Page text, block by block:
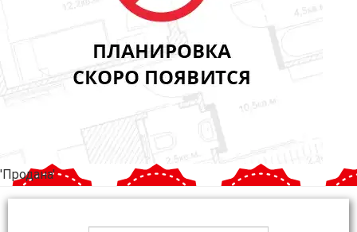
'Продана'